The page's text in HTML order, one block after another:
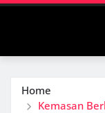
Home
Kemasan